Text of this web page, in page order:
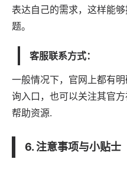
表达自己的需求，这样能
题。
客服联系方式：
一般情况下，官网上都有
询入口，也可以关注其官
帮助资源.
6. 注意事项与小贴士